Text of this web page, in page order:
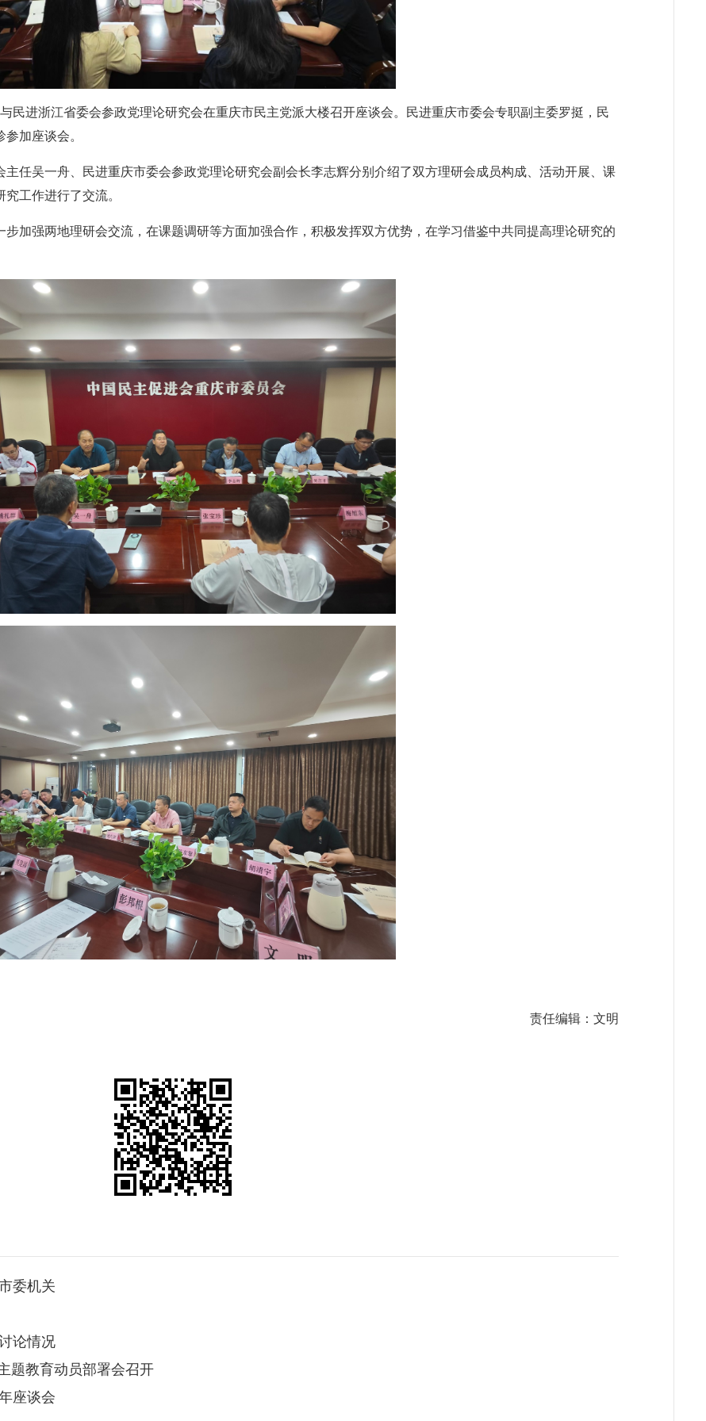
民进浙江省委会参政党理论研究会在重庆市民主党派大楼召开座谈会。民进重庆市委会专职副主委罗挺，民
加座谈会。
任吴一舟、民进重庆市委会参政党理论研究会副会长李志辉分别介绍了双方理研会成员构成、活动开展、课
工作进行了交流。
加强两地理研会交流，在课题调研等方面加强合作，积极发挥双方优势，在学习借鉴中共同提高理论研究的
责任编辑：文明
委机关
论情况
题教育动员部署会召开
座谈会